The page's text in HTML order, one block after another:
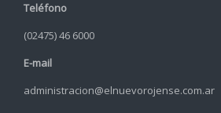
Teléfono
(02475) 46 6000
E-mail
administracion@elnuevorojense.com.ar